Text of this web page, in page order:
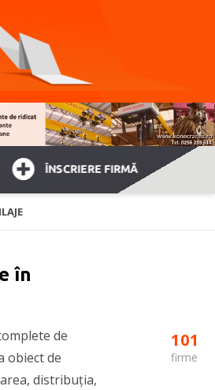
ÎNSCRIERE FIRMĂ
în
de
obiect de
distribuția,
101
firme